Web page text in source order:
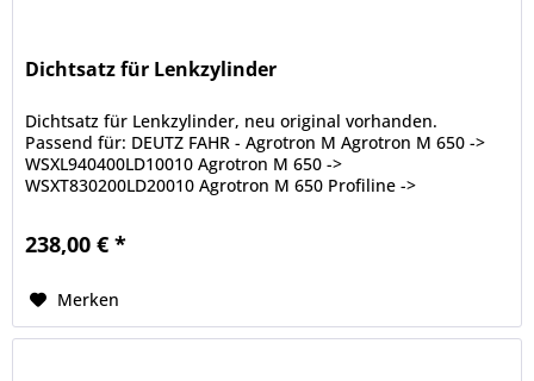
Dichtsatz für Lenkzylinder
Dichtsatz für Lenkzylinder, neu original vorhanden.
Passend für: DEUTZ FAHR - Agrotron M Agrotron M 650 ->
WSXL940400LD10010 Agrotron M 650 ->
WSXT830200LD20010 Agrotron M 650 Profiline ->
238,00 € *
Merken